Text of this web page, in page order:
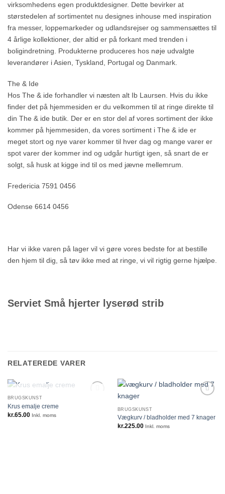
virksomhedens egen produktdesigner. Dette bevirker at
størstedelen af sortimentet nu designes inhouse med inspiration
fra messer, loppemarkeder og udlandsrejser og sammensættes til
4 årlige kollektioner, der altid er på forkant med trenden i
boligindretning. Produkterne produceres hos nøje udvalgte
leverandører i Asien, Tyskland, Portugal og Danmark.
The & Ide
Hos The & ide forhandler vi næsten alt Ib Laursen. Hvis du ikke
finder det på hjemmesiden er du velkommen til at ringe direkte til
din The & ide butik. Der er en stor del af vores sortiment der ikke
kommer på hjemmesiden, da vores sortiment i The & ide er
meget stort og nye varer kommer til hver dag og mange varer er
spot varer der kommer ind og udgår hurtigt igen, så snart de er
solgt, så husk at kigge ind til os med jævne mellemrum.
Fredericia 7591 0456
Odense 6614 0456
Har vi ikke varen på lager vil vi gøre vores bedste for at bestille
den hjem til dig, så tøv ikke med at ringe, vi vil rigtig gerne hjælpe.
Serviet Små hjerter lyserød strib
RELATEREDE VARER
IKKE PÅ LAGER
BRUGSKUNST
Krus emalje creme
kr.65.00 Inkl. moms
BRUGSKUNST
Vægkurv / bladholder med 7 knager
kr.225.00 Inkl. moms